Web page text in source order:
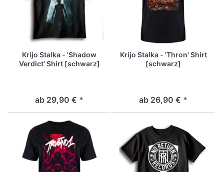
Krijo Stalka - 'Shadow
Verdict' Shirt [schwarz]
ab 29,90 € *
Krijo Stalka - 'Thron' Shirt
[schwarz]
ab 26,90 € *